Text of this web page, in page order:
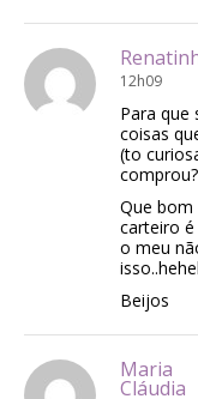
12h09
Para que
coisas
(to
comprou?
Que bom
carteiro
o meu
Beijos
Maria
Cláudia